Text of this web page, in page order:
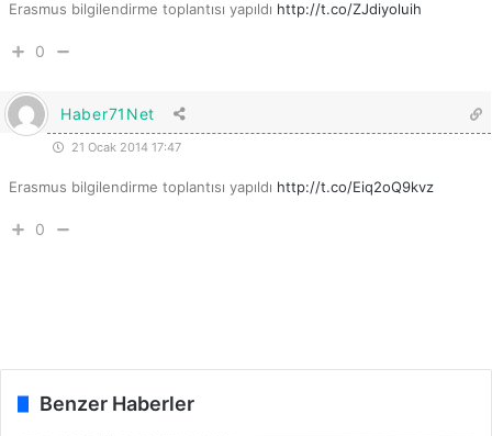
Erasmus bilgilendirme toplantısı yapıldı http://t.co/ZJdiyoluih
0
Haber71Net
21 Ocak 2014 17:47
Erasmus bilgilendirme toplantısı yapıldı http://t.co/Eiq2oQ9kvz
0
Benzer Haberler